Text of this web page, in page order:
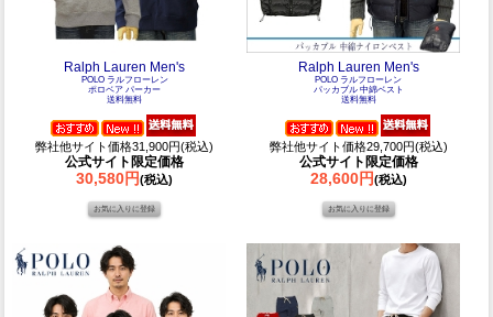
Ralph Lauren Men's
POLO ラルフローレン
ポロベア パーカー
送料無料
弊社他サイト価格31,900円(税込)
公式サイト限定価格
30,580円(税込)
Ralph Lauren Men's
POLO ラルフローレン
パッカブル 中綿ベスト
送料無料
弊社他サイト価格29,700円(税込)
公式サイト限定価格
28,600円(税込)